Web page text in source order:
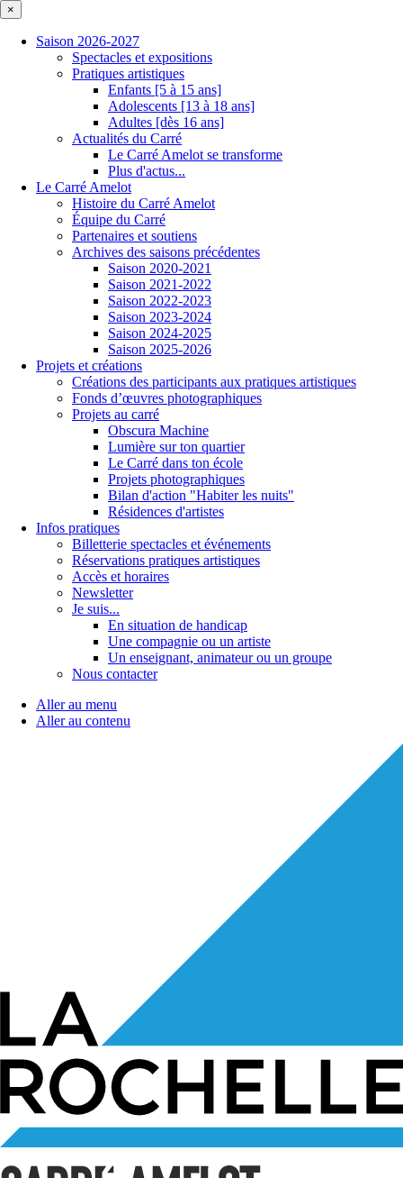
×
Saison 2026-2027
Spectacles et expositions
Pratiques artistiques
Enfants [5 à 15 ans]
Adolescents [13 à 18 ans]
Adultes [dès 16 ans]
Actualités du Carré
Le Carré Amelot se transforme
Plus d'actus...
Le Carré Amelot
Histoire du Carré Amelot
Équipe du Carré
Partenaires et soutiens
Archives des saisons précédentes
Saison 2020-2021
Saison 2021-2022
Saison 2022-2023
Saison 2023-2024
Saison 2024-2025
Saison 2025-2026
Projets et créations
Créations des participants aux pratiques artistiques
Fonds d’œuvres photographiques
Projets au carré
Obscura Machine
Lumière sur ton quartier
Le Carré dans ton école
Projets photographiques
Bilan d'action "Habiter les nuits"
Résidences d'artistes
Infos pratiques
Billetterie spectacles et événements
Réservations pratiques artistiques
Accès et horaires
Newsletter
Je suis...
En situation de handicap
Une compagnie ou un artiste
Un enseignant, animateur ou un groupe
Nous contacter
Aller au menu
Aller au contenu